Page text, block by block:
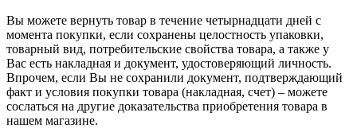
Вы можете вернуть товар в течение четырнадцати дней с
момента покупки, если сохранены целостность упаковки,
товарный вид, потребительские свойства товара, а также у
Вас есть накладная и документ, удостоверяющий личность.
Впрочем, если Вы не сохранили документ, подтверждающий
факт и условия покупки товара (накладная, счет) – можете
сослаться на другие доказательства приобретения товара в
нашем магазине.